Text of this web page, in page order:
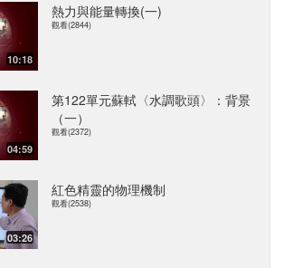
10:18
熱力與能量轉換(一)
觀看(2844)
04:59
第122單元蘇軾〈水調歌頭〉：背景
（一）
觀看(2372)
03:26
紅色精靈的物理機制
觀看(2538)